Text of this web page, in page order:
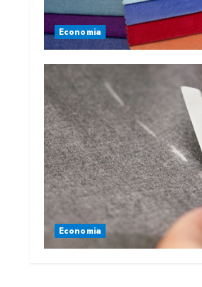
Economia
Economia